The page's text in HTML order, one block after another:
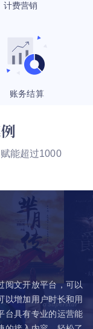
计费营销
账务结算
能超过1000
阅文开放平台，可以
以增加用户时长和用
台具有专业的运营能